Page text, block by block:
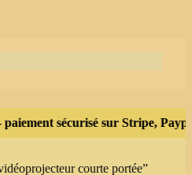
sécurisé sur Stripe,
courte portée”